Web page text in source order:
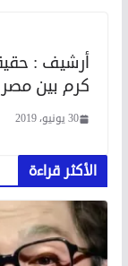
أرشيف :
كرم بين مصر
30 يونيو، 2019
الأكثر قراءة